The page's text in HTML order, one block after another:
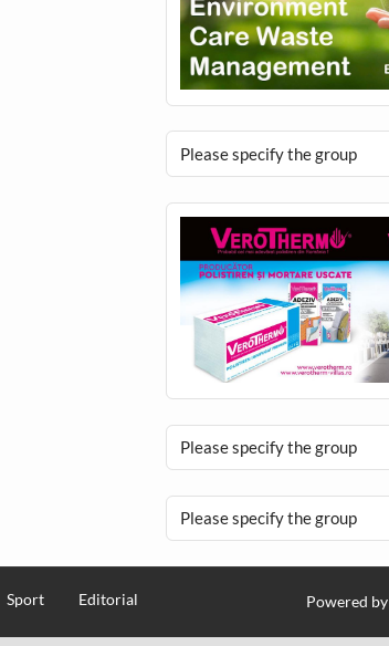
Please specify the group
Please specify the group
Please specify the group
Sport Editorial Powered by